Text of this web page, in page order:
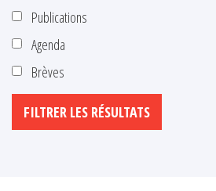
Publications
Agenda
Brèves